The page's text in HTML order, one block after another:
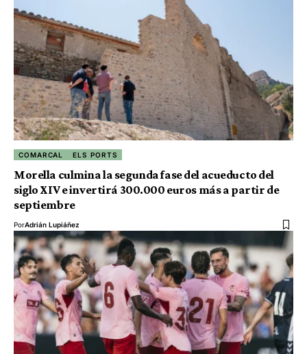
COMARCAL ELS PORTS
Morella culmina la segunda fase del acueducto del
siglo XIV e invertirá 300.000 euros más a partir de
septiembre
PorAdrián Lupiáñez